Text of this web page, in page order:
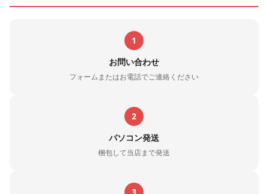
1
お問い合わせ
フォームまたはお電話でご連絡ください
2
パソコン発送
梱包して当店まで発送